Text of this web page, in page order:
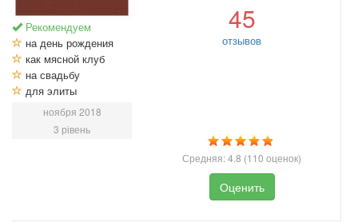
Рекомендуем
на день рождения
как мясной клуб
на свадьбу
для элиты
ноября 2018
3 рівень
45
отзывов
Средняя:4.8 (110 оценок)
Оценить